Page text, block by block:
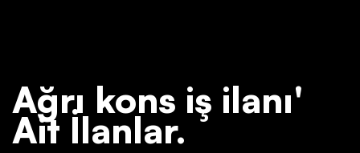
Ağrı‎‎‎‎ kons iş ilanı'
Ait İlanlar.